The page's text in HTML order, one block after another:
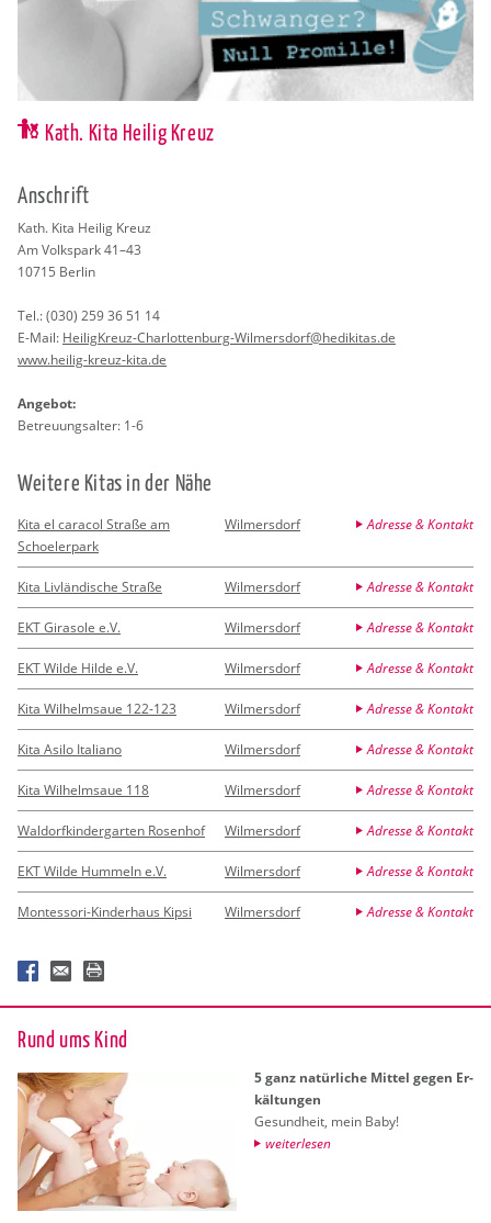
Kath. Kita Heilig Kreuz
An­schrift
Kath. Kita Hei­lig Kreuz
Am Volks­park 41–43
10715 Ber­lin
Tel.:(030) 259 36 51 14
E-Mail: Hei­lig­Kreuz-Char­lot­ten­burg-Wil­mers­dorf@​hedikitas.​de
www.​heilig-​kreuz-​kita.​de
An­ge­bot:
Be­treu­ungs­al­ter: 1-6
Wei­te­re Kitas in der Nähe
Kita el caracol Straße am
Schoelerpark
Wilmersdorf Adresse & Kontakt
Kita Livländische Straße Wilmersdorf Adresse & Kontakt
EKT Girasole e.V. Wilmersdorf Adresse & Kontakt
EKT Wilde Hilde e.V. Wilmersdorf Adresse & Kontakt
Kita Wilhelmsaue 122-123 Wilmersdorf Adresse & Kontakt
Kita Asilo Italiano Wilmersdorf Adresse & Kontakt
Kita Wilhelmsaue 118 Wilmersdorf Adresse & Kontakt
Waldorfkindergarten Rosenhof Wilmersdorf Adresse & Kontakt
EKT Wilde Hummeln e.V. Wilmersdorf Adresse & Kontakt
Montessori-Kinderhaus Kipsi Wilmersdorf Adresse & Kontakt
Rund ums Kind
5 ganz na­tür­li­che Mit­tel gegen Er­
käl­tun­gen
Ge­sund­heit, mein Baby!
wei­ter­le­sen